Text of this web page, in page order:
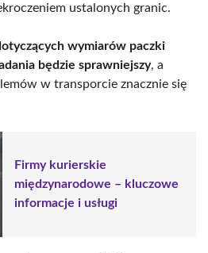
ustalonych granic.
wymiarów paczki
będzie sprawniejszy, a
w transporcie znacznie się
Firmy kurierskie
międzynarodowe – kluczowe
informacje i usługi